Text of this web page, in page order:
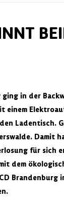
ging in der
einem
Ladentisch.
Damit
für sich
dem
Brandenburg